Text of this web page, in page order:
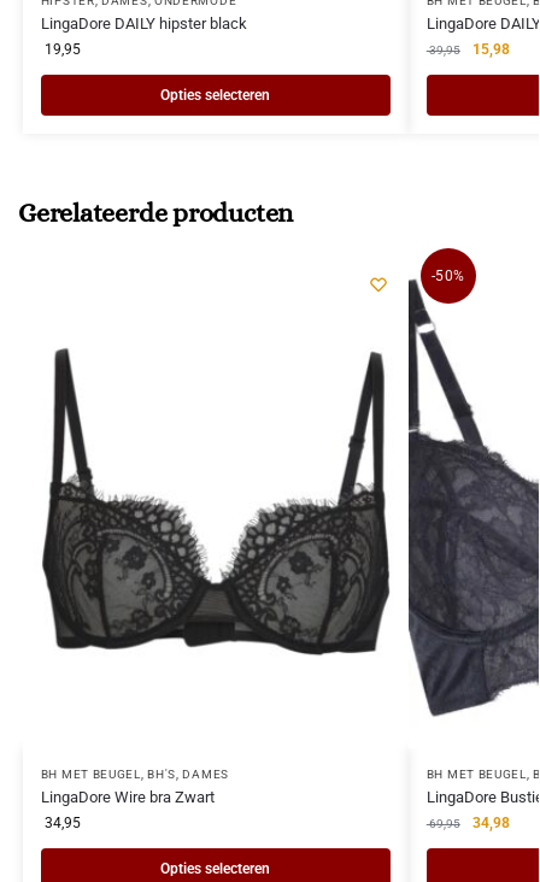
LingaDore DAILY hipster black
19,95
Opties selecteren
LingaDore
39,95 15,98
Gerelateerde producten
BH MET BEUGEL ,BH'S ,DAMES
LingaDore Wire bra Zwart
34,95
Opties selecteren
-50%
BH MET BEUGEL ,
LingaDore
69,95 34,98